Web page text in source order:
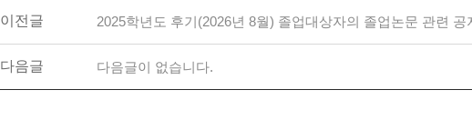
이전글 2025학년도 후기(2026년 8월) 졸업대상자의 졸업논문 관련 공
다음글 다음글이 없습니다.